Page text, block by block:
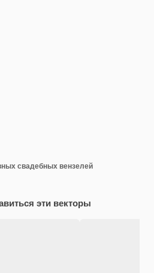
свадебных вензелей
эти векторы